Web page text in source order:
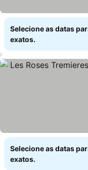
Selecione as datas
exatos.
Selecione as datas
exatos.